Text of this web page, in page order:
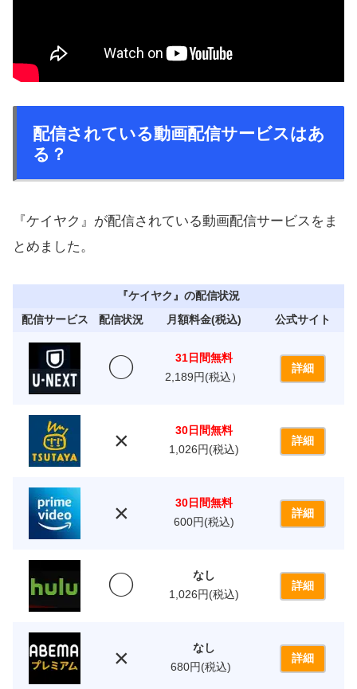
配信されている動画配信サービスはあ
る？
『ケイヤク』が配信されている動画配信サービスをま
とめました。
『ケイヤク』の配信状況
配信サービス
配信状況 月額料金(税込) 公式サイト
◯
31日間無料
2,189円(税込）
詳細
×
30日間無料
1,026円(税込)
詳細
×
30日間無料
600円(税込)
詳細
◯
なし
1,026円(税込)
詳細
×
なし
680円(税込)
詳細